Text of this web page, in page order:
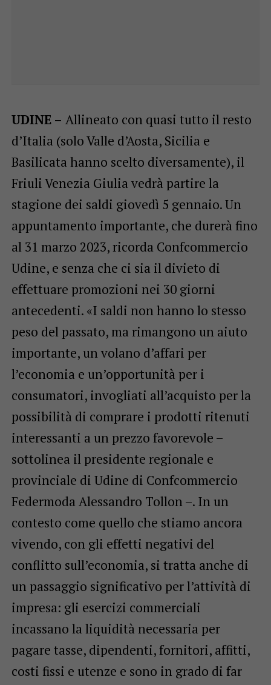
UDINE – Allineato con quasi tutto il resto
d’Italia (solo Valle d’Aosta, Sicilia e
Basilicata hanno scelto diversamente), il
Friuli Venezia Giulia vedrà partire la
stagione dei saldi giovedì 5 gennaio. Un
appuntamento importante, che durerà fino
al 31 marzo 2023, ricorda Confcommercio
Udine, e senza che ci sia il divieto di
effettuare promozioni nei 30 giorni
antecedenti. «I saldi non hanno lo stesso
peso del passato, ma rimangono un aiuto
importante, un volano d’affari per
l’economia e un’opportunità per i
consumatori, invogliati all’acquisto per la
possibilità di comprare i prodotti ritenuti
interessanti a un prezzo favorevole –
sottolinea il presidente regionale e
provinciale di Udine di Confcommercio
Federmoda Alessandro Tollon –. In un
contesto come quello che stiamo ancora
vivendo, con gli effetti negativi del
conflitto sull’economia, si tratta anche di
un passaggio significativo per l’attività di
impresa: gli esercizi commerciali
incassano la liquidità necessaria per
pagare tasse, dipendenti, fornitori, affitti,
costi fissi e utenze e sono in grado di far